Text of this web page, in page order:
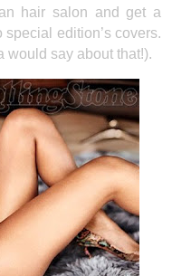
hair salon and get a
edition’s covers.
would say about that!).